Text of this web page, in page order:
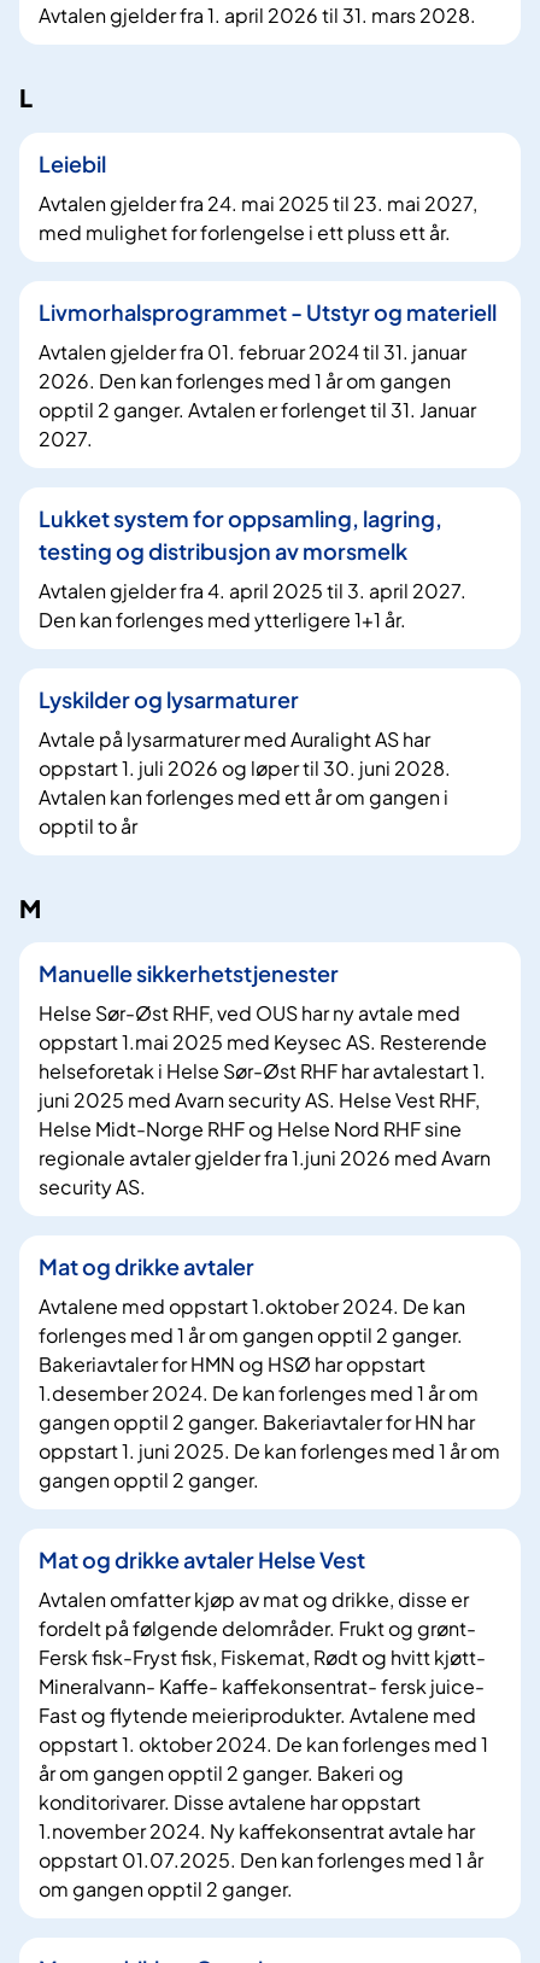
Avtalen gjelder fra 1. april 2026 til 31. mars 2028.
L
Leiebil
Avtalen gjelder fra 24. mai 2025 til 23. mai 2027,
med mulighet for forlengelse i ett pluss ett år.
Livmorhalsprogrammet - Utstyr og materiell
Avtalen gjelder fra 01. februar 2024 til 31. januar
2026. Den kan forlenges med 1 år om gangen
opptil 2 ganger. Avtalen er forlenget til 31. Januar
2027.
Lukket system for oppsamling, lagring,
testing og distribusjon av morsmelk
Avtalen gjelder fra 4. april 2025 til 3. april 2027.
Den kan forlenges med ytterligere 1+1 år.
Lyskilder og lysarmaturer
Avtale på lysarmaturer med Auralight AS har
oppstart 1. juli 2026 og løper til 30. juni 2028.
Avtalen kan forlenges med ett år om gangen i
opptil to år
M
Manuelle sikkerhetstjenester
Helse Sør-Øst RHF, ved OUS har ny avtale med
oppstart 1.mai 2025 med Keysec AS. Resterende
helseforetak i Helse Sør-Øst RHF har avtalestart 1.
juni 2025 med Avarn security AS. Helse Vest RHF,
Helse Midt-Norge RHF og Helse Nord RHF sine
regionale avtaler gjelder fra 1.juni 2026 med Avarn
security AS.
Mat og drikke avtaler
Avtalene med oppstart 1.oktober 2024. De kan
forlenges med 1 år om gangen opptil 2 ganger.
Bakeriavtaler for HMN og HSØ har oppstart
1.desember 2024. De kan forlenges med 1 år om
gangen opptil 2 ganger. Bakeriavtaler for HN har
oppstart 1. juni 2025. De kan forlenges med 1 år om
gangen opptil 2 ganger.
Mat og drikke avtaler Helse Vest
Avtalen omfatter kjøp av mat og drikke, disse er
fordelt på følgende delområder. Frukt og grønt-
Fersk fisk-Fryst fisk, Fiskemat, Rødt og hvitt kjøtt-
Mineralvann- Kaffe- kaffekonsentrat- fersk juice-
Fast og flytende meieriprodukter. Avtalene med
oppstart 1. oktober 2024. De kan forlenges med 1
år om gangen opptil 2 ganger. Bakeri og
konditorivarer. Disse avtalene har oppstart
1.november 2024. Ny kaffekonsentrat avtale har
oppstart 01.07.2025. Den kan forlenges med 1 år
om gangen opptil 2 ganger.